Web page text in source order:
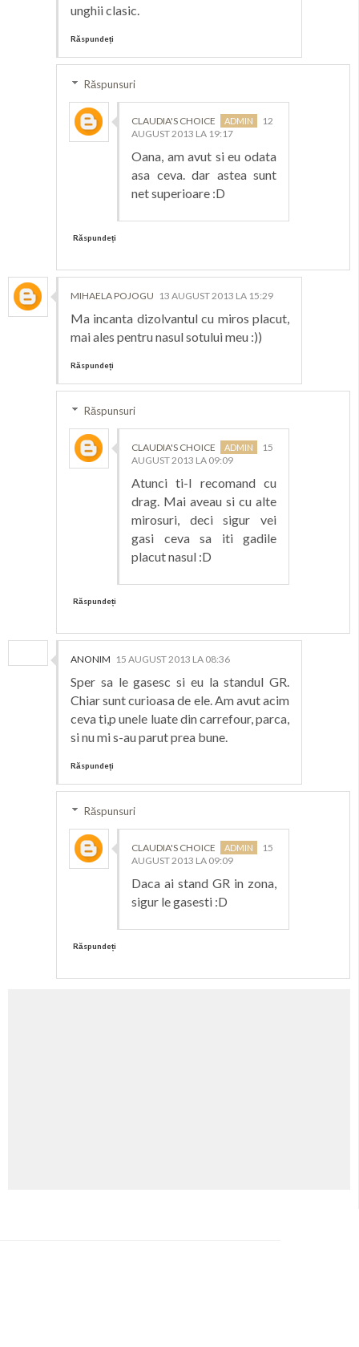
unghii clasic.
Răspundeți
Răspunsuri
CLAUDIA'S CHOICE
12
AUGUST 2013 LA 19:17
Oana, am avut si eu odata
asa ceva. dar astea sunt
net superioare :D
Răspundeți
MIHAELA POJOGU 13 AUGUST 2013 LA 15:29
Ma incanta dizolvantul cu miros placut,
mai ales pentru nasul sotului meu :))
Răspundeți
Răspunsuri
CLAUDIA'S CHOICE
15
AUGUST 2013 LA 09:09
Atunci ti-l recomand cu
drag. Mai aveau si cu alte
mirosuri, deci sigur vei
gasi ceva sa iti gadile
placut nasul :D
Răspundeți
ANONIM 15 AUGUST 2013 LA 08:36
Sper sa le gasesc si eu la standul GR.
Chiar sunt curioasa de ele. Am avut acim
ceva ti,p unele luate din carrefour, parca,
si nu mi s-au parut prea bune.
Răspundeți
Răspunsuri
CLAUDIA'S CHOICE
15
AUGUST 2013 LA 09:09
Daca ai stand GR in zona,
sigur le gasesti :D
Răspundeți